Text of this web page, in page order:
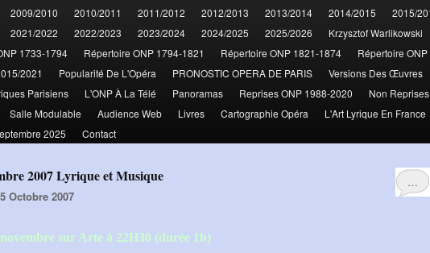
2009/2010 2010/2011 2011/2012 2012/2013 2013/2014 2014/2015 2015/
2021/2022 2022/2023 2023/2024 2024/2025 2025/2026 Krzysztof Warlikowski
1733-1794
Répertoire ONP 1794-1821 Répertoire ONP 1821-1874 Répertoire
2021
Popularité De L'Opéra PRONOSTIC OPERA DE PARIS Versions Des Œuvres
Parisiens
L'ONP À La Télé Panoramas Reprises ONP 1988-2020 Non
Salle Modulable Audience Web Livres Cartographie Opéra L'Art Lyrique En France
2025 Contact
…
2007 Lyrique et Musique
Octobre 2007
sur Arte à 22H30 (durée 1h)